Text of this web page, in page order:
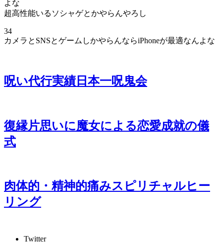
よな
超高性能いるソシャゲとかやらんやろし
34
カメラとSNSとゲームしかやらんならiPhoneが最適なんよな
呪い代行実績日本一呪鬼会
復縁片思いに魔女による恋愛成就の儀
式
肉体的・精神的痛みスピリチャルヒー
リング
Twitter